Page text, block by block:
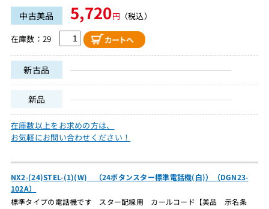
中古美品 5,720円 （税込）
在庫数：29
新古品
新品
在庫数以上をお求めの方は、
お気軽にお問い合わせください！
NX2-(24)STEL-(1)(W) （24ボタンスター標準電話機(白)）（DGN23-
102A）
標準タイプの電話機です スター配線用 カールコード【美品 示名条